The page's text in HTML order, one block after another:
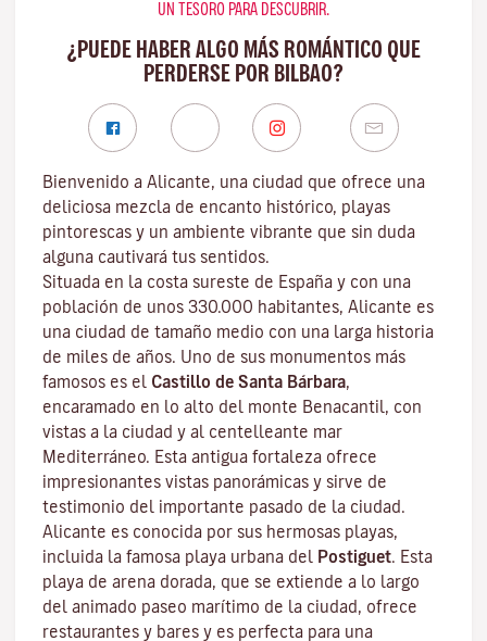
UN TESORO PARA DESCUBRIR.
¿PUEDE HABER ALGO MÁS ROMÁNTICO QUE
PERDERSE POR BILBAO?
Bienvenido a Alicante, una ciudad que ofrece una
deliciosa mezcla de encanto histórico, playas
pintorescas y un ambiente vibrante que sin duda
alguna cautivará tus sentidos.
Situada en la costa sureste de España y con una
población de unos 330.000 habitantes, Alicante es
una ciudad de tamaño medio con una larga historia
de miles de años. Uno de sus monumentos más
famosos es el Castillo de Santa Bárbara,
encaramado en lo alto del monte Benacantil, con
vistas a la ciudad y al centelleante mar
Mediterráneo. Esta antigua fortaleza ofrece
impresionantes vistas panorámicas y sirve de
testimonio del importante pasado de la ciudad.
Alicante es conocida por sus hermosas playas,
incluida la famosa playa urbana del Postiguet. Esta
playa de arena dorada, que se extiende a lo largo
del animado paseo marítimo de la ciudad, ofrece
restaurantes y bares y es perfecta para una